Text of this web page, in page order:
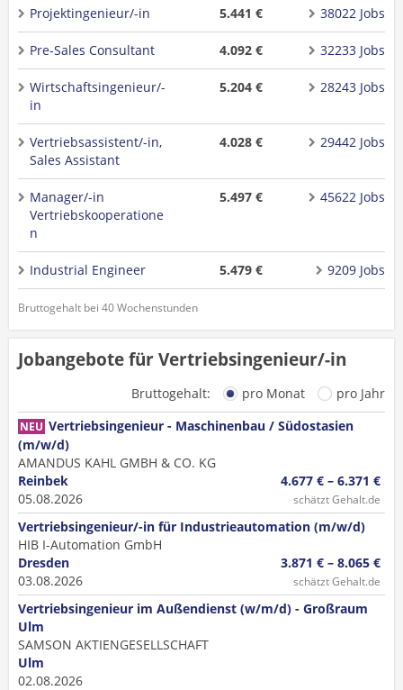
Projektingenieur/-in 5.441 € 38022 Jobs
Pre-Sales Consultant 4.092 € 32233 Jobs
Wirtschaftsingenieur/-
in
5.204 € 28243 Jobs
Vertriebsassistent/-in,
Sales Assistant
4.028 € 29442 Jobs
Manager/-in
Vertriebskooperatione
n
5.497 € 45622 Jobs
Industrial Engineer 5.479 € 9209 Jobs
Bruttogehalt bei 40 Wochenstunden
Jobangebote für Vertriebsingenieur/-in
Bruttogehalt: pro Monat pro Jahr
NEU Vertriebsingenieur - Maschinenbau / Südostasien
(m/w/d)
AMANDUS KAHL GMBH & CO. KG
Reinbek
05.08.2026
4.677 € – 6.371 €
schätzt Gehalt.de
Vertriebsingenieur/-in für Industrieautomation (m/w/d)
HIB I-Automation GmbH
Dresden
03.08.2026
3.871 € – 8.065 €
schätzt Gehalt.de
Vertriebsingenieur im Außendienst (w/m/d) - Großraum
Ulm
SAMSON AKTIENGESELLSCHAFT
Ulm
02.08.2026